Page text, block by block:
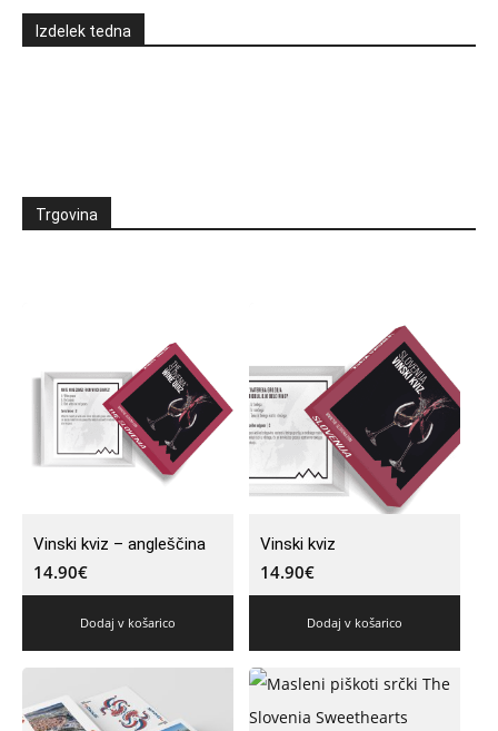
Izdelek tedna
Trgovina
Vinski kviz – angleščina
14.90€
Dodaj v košarico
Vinski kviz
14.90€
Dodaj v košarico